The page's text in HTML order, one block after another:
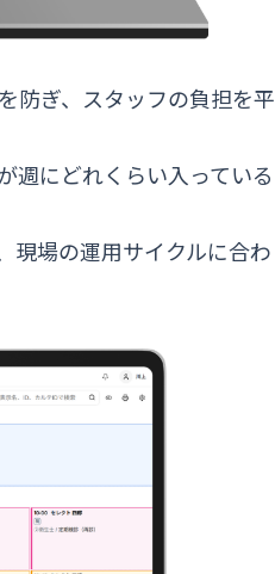
防ぎ、スタッフの負担を平
週にどれくらい入っている
現場の運用サイクルに合わ